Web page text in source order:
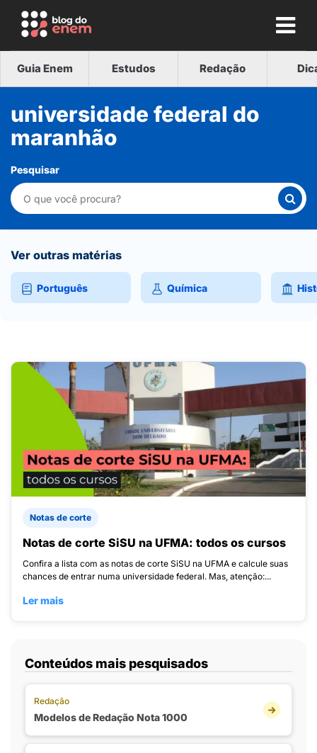
Guia Enem Estudos Redação
universidade federal do
maranhão
Pesquisar
Ver outras matérias
Português Química
Notas de corte
Notas de corte SiSU na UFMA: todos os cursos
Confira a lista com as notas de corte SiSU na UFMA e calcule suas
chances de entrar numa universidade federal. Mas, atenção:...
Ler mais
Conteúdos mais pesquisados
Redação
Modelos de Redação Nota 1000